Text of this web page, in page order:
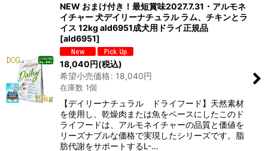
NEW おまけ付き！最短賞味2027.7.31・アルモネ
イチャー 犬デイリーナチュラル ラム、チキンとラ
イス 12kg ald6951成犬用ドライ正規品
[ald6951]
18,040円(税込)
希望小売価格: 18,040円
在庫数 1個
【デイリーナチュラル ドライフード】天然素材
を使用し、乾燥肉または魚をベースにしたこのド
ライフードは、アルモネイチャーの品質と価値を
リーズナブルな価格で実現したシリーズです。脂
肪代謝をサポートするL-…